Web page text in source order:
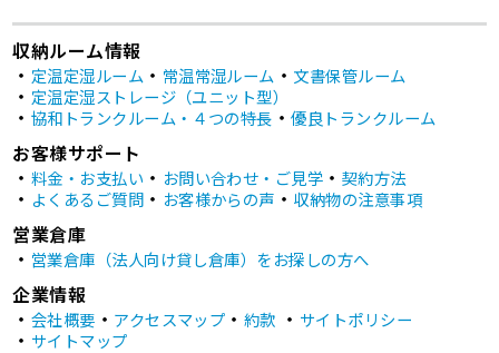
収納ルーム情報
定温定湿ルーム 常温常湿ルーム
文書保管ルーム
定温定湿ストレージ（ユニット型）
協和トランクルーム・４つの特長
優良トランクルーム
お客様サポート
料金・お支払い お問い合わせ・ご見学
契約方法
よくあるご質問
お客様からの声 収納物の注意事項
営業倉庫
営業倉庫（法人向け貸し倉庫）をお探しの方へ
企業情報
会社概要 アクセスマップ 約款
サイトポリシー
サイトマップ